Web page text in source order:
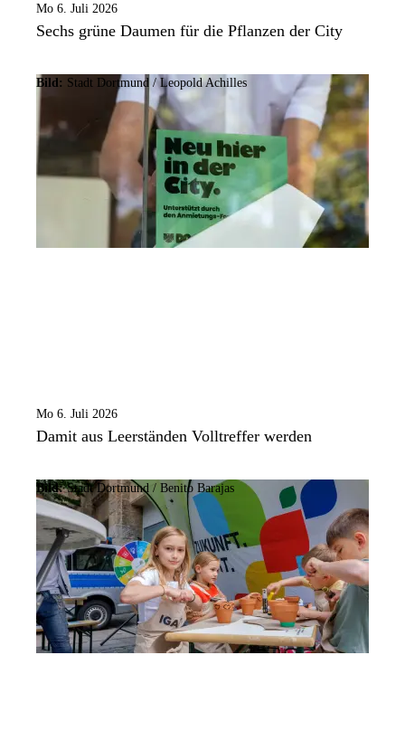
Mo 6. Juli 2026
Sechs grüne Daumen für die Pflanzen der City
Bild: Stadt Dortmund / Leopold Achilles
Mo 6. Juli 2026
Damit aus Leerständen Volltreffer werden
Bild:Stadt Dortmund / Benito Barajas